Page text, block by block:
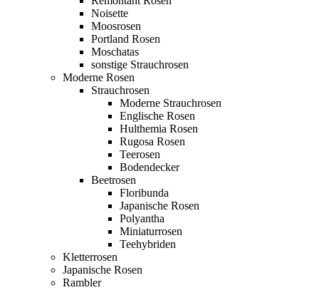
Noisette
Moosrosen
Portland Rosen
Moschatas
sonstige Strauchrosen
Moderne Rosen
Strauchrosen
Moderne Strauchrosen
Englische Rosen
Hulthemia Rosen
Rugosa Rosen
Teerosen
Bodendecker
Beetrosen
Floribunda
Japanische Rosen
Polyantha
Miniaturrosen
Teehybriden
Kletterrosen
Japanische Rosen
Rambler